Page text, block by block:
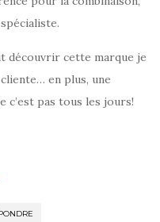
découvrir cette marque je
en plus, une
c’est pas tous les jours!